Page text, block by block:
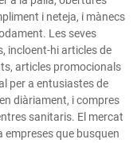
i neteja, i mànecs
Les seves
incloent-hi articles de
articles promocionals
per a entusiastes de
diàriament, i compres
sanitaris. El mercat
empreses que busquen